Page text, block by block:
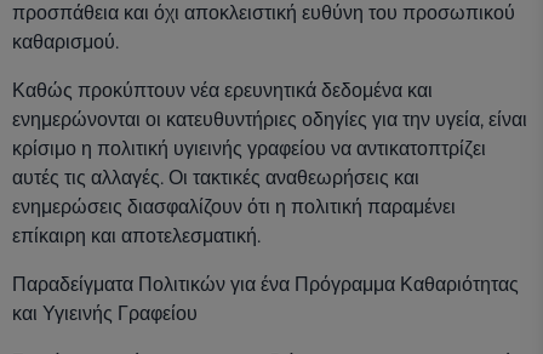
προσπάθεια και όχι αποκλειστική ευθύνη του προσωπικού
καθαρισμού.
Καθώς προκύπτουν νέα ερευνητικά δεδομένα και
ενημερώνονται οι κατευθυντήριες οδηγίες για την υγεία, είναι
κρίσιμο η πολιτική υγιεινής γραφείου να αντικατοπτρίζει
αυτές τις αλλαγές. Οι τακτικές αναθεωρήσεις και
ενημερώσεις διασφαλίζουν ότι η πολιτική παραμένει
επίκαιρη και αποτελεσματική.
Παραδείγματα Πολιτικών για ένα Πρόγραμμα Καθαριότητας
και Υγιεινής Γραφείου